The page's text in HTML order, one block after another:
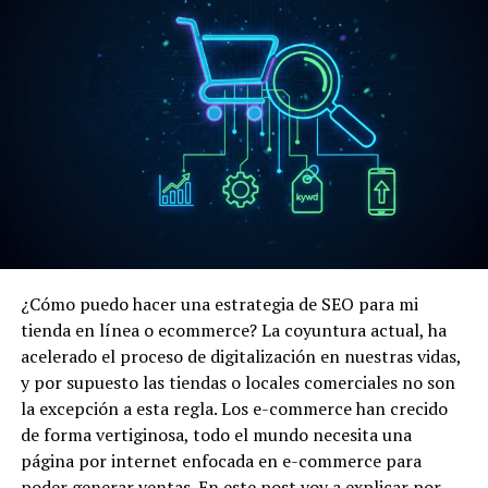
marketing político,es una disciplina que se encarga
de utilizar las metodologías de mercadotecnia como la
generación de confianza y valor, pero aplicado a las
campañas políticas o a la figura del político.
Además de utilizar nociones básicas de las ciencias
políticas y sus prácticas, que son combinadas con el
marketing para alcanzar más fácilmente los objetivos de
marketing político, es la forma de construir el mensaje y
la marca. Estando el primero relacionado con productos
o servicios y el segundo con candidatos, partidos
políticos o instituciones. Wikipedia lo define como:
Elmarketing políticoes
¿Cómo puedo hacer una estrategia de SEO para mi
tienda en línea o ecommerce? La coyuntura actual, ha
acelerado el proceso de digitalización en nuestras vidas,
y por supuesto las tiendas o locales comerciales no son
la excepción a esta regla. Los e-commerce han crecido
de forma vertiginosa, todo el mundo necesita una
página por internet enfocada en e-commerce para